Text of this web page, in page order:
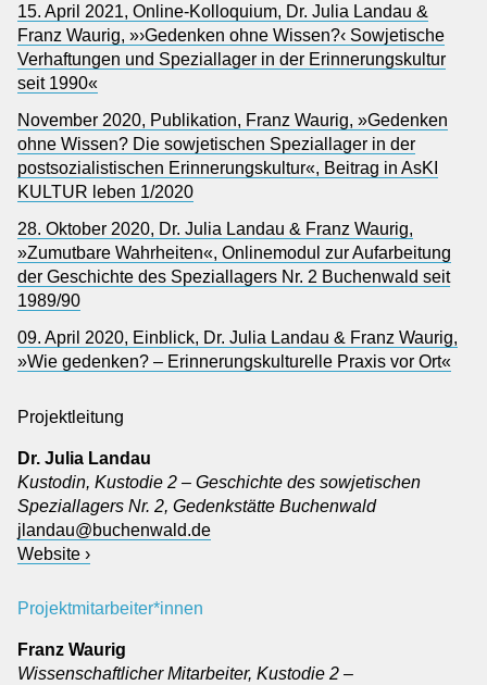
15. April 2021, Online-Kolloquium, Dr. Julia Landau &
Franz Waurig, »›Gedenken ohne Wissen?‹ Sowjetische
Verhaftungen und Speziallager in der Erinnerungskultur
seit 1990«
November 2020, Publikation, Franz Waurig, »Gedenken
ohne Wissen? Die sowjetischen Speziallager in der
postsozialistischen Erinnerungskultur«, Beitrag in AsKI
KULTUR leben 1/​2020
28. Oktober 2020, Dr. Julia Landau & Franz Waurig,
»Zumutbare Wahrheiten«, Onlinemodul zur Aufarbeitung
der Geschichte des Speziallagers Nr. 2 Buchenwald seit
1989/90
09. April 2020, Einblick, Dr. Julia Landau & Franz Waurig,
»Wie gedenken? – Erinnerungskulturelle Praxis vor Ort«
Projektleitung
Dr. Julia Landau
Kustodin, Kustodie 2 – Geschichte des sowjetischen
Speziallagers Nr. 2, Gedenkstätte Buchenwald
jlandau@buchenwald.de
Website ›
Projektmitarbeiter*innen
Franz Waurig
Wissenschaftlicher Mitarbeiter, Kustodie 2 –